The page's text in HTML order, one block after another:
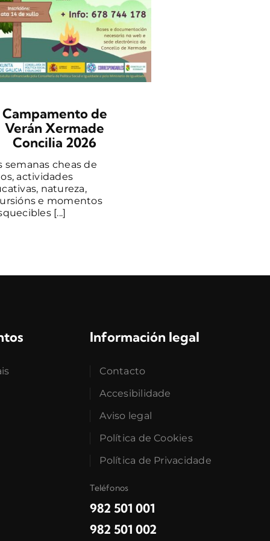
Campamento de
Verán Xermade
Concilia 2026
semanas cheas de
actividades
natureza,
e momentos
[...]
Información legal
Contacto
Accesibilidade
Aviso legal
Política de Cookies
Política de Privacidade
Teléfonos
982 501 001
982 501 002